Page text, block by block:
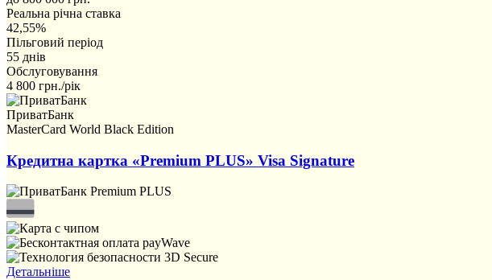
Реальна річна ставка
42,55%
Пільговий період
55 днів
Обслуговування
4 800 грн./рік
ПриватБанк
MasterCard World Black Edition
Кредитна картка «Premium PLUS» Visa Signature
Детальніше